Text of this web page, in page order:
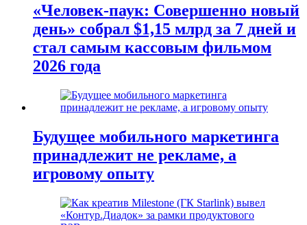
«Человек-паук: Совершенно новый
день» собрал $1,15 млрд за 7 дней и
стал самым кассовым фильмом
2026 года
Будущее мобильного маркетинга
принадлежит не рекламе, а
игровому опыту